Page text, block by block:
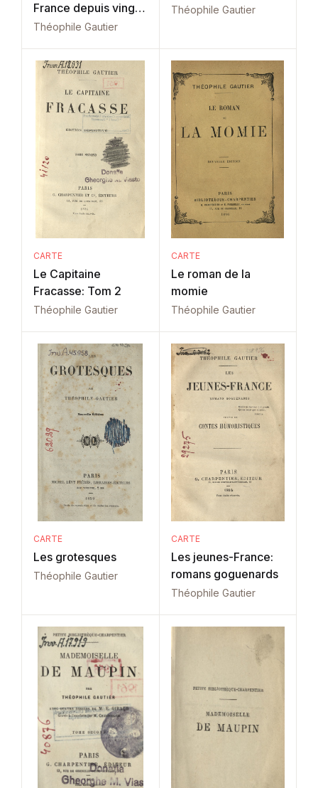
France depuis vingt-
cinq ans: Vol. 6
Théophile Gautier
Théophile Gautier
CARTE
Le Capitaine
Fracasse: Tom 2
Théophile Gautier
CARTE
Le roman de la
momie
Théophile Gautier
CARTE
Les grotesques
Théophile Gautier
CARTE
Les jeunes-France:
romans goguenards
Théophile Gautier